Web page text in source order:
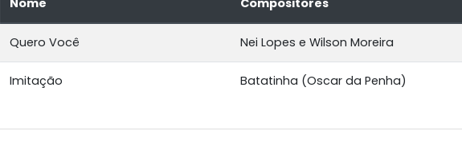
Nome Compositores
Quero Você Nei Lopes e Wilson Moreira
Imitação Batatinha (Oscar da Penha)